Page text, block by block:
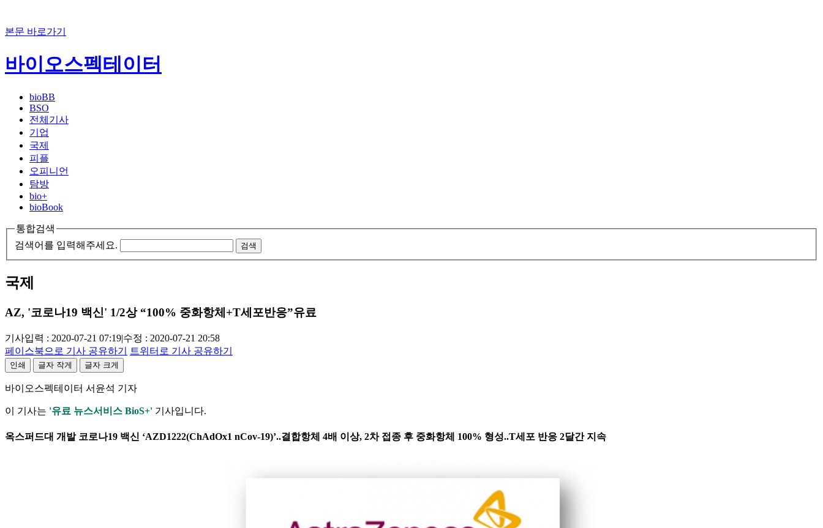
본문 바로가기
바이오스펙테이터
bioBB
BSO
전체기사
기업
국제
피플
오피니언
탐방
bio+
bioBook
통합검색
검색어를 입력해주세요.
검색
국제
AZ, '코로나19 백신' 1/2상 “100% 중화항체+T세포반응”유료
기사입력 : 2020-07-21 07:19|수정 : 2020-07-21 20:58
페이스북으로 기사 공유하기
트위터로 기사 공유하기
인쇄 글자 작게 글자 크게
바이오스펙테이터 서윤석 기자
이 기사는 '유료 뉴스서비스 BioS+' 기사입니다.
옥스퍼드대 개발 코로나19 백신 ‘AZD1222(ChAdOx1 nCov-19)’..결합항체 4배 이상, 2차 접종 후 중화항체 100% 형성..T세포 반응 2달간 지속